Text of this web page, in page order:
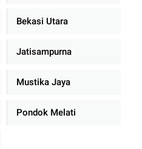
Bekasi Utara
Jatisampurna
Mustika Jaya
Pondok Melati